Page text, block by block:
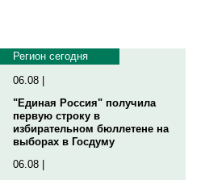
Регион сегодня
06.08 |
"Единая Россия" получила
первую строку в
избирательном бюллетене на
выборах в Госдуму
06.08 |